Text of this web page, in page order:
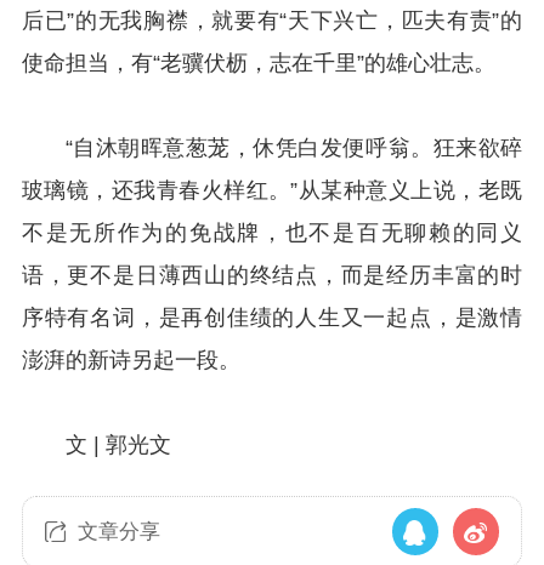
后已”的无我胸襟，就要有“天下兴亡，匹夫有责”的
使命担当，有“老骥伏枥，志在千里”的雄心壮志。
“自沐朝晖意葱茏，休凭白发便呼翁。狂来欲碎
玻璃镜，还我青春火样红。”从某种意义上说，老既
不是无所作为的免战牌，也不是百无聊赖的同义
语，更不是日薄西山的终结点，而是经历丰富的时
序特有名词，是再创佳绩的人生又一起点，是激情
澎湃的新诗另起一段。
文 | 郭光文
文章分享